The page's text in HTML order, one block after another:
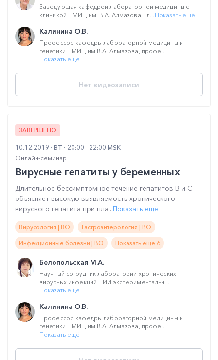
Заведующая кафедрой лабораторной медицины с
клиникой НМИЦ им. В.А. Алмазова, Гл... Показать ещё
Калинина О.В.
Профессор кафедры лабораторной медицины и
генетики НМИЦ им В.А. Алмазова, профе...
Показать ещё
Нет видеозаписи
ЗАВЕРШЕНО
10.12.2019 ВТ
20:00 - 22:00 MSK
Онлайн-семинар
Вирусные гепатиты у беременных
Длительное бессимптомное течение гепатитов В и С
объясняет высокую выявляемость хронического
вирусного гепатита при пла...Показать ещё
Вирусология | ВО Гастроэнтерология | ВО
Инфекционные болезни | ВО Показать ещё 6
Белопольская М.А.
Научный сотрудник лаборатории хронических
вирусных инфекций НИИ экспериментальн...
Показать ещё
Калинина О.В.
Профессор кафедры лабораторной медицины и
генетики НМИЦ им В.А. Алмазова, профе...
Показать ещё